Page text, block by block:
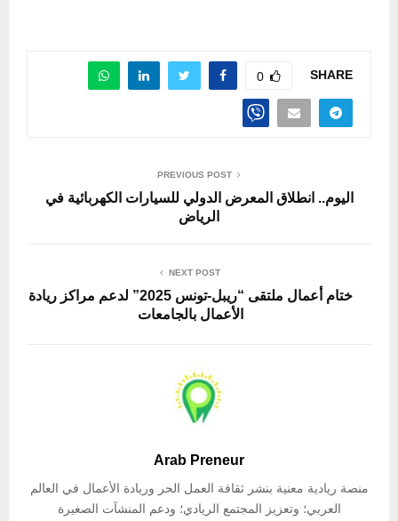
SHARE
0
PREVIOUS POST
اليوم.. انطلاق المعرض الدولي للسيارات الكهربائية في
الرياض
NEXT POST
ختام أعمال ملتقى “ريبل-تونس 2025” لدعم مراكز ريادة
الأعمال بالجامعات
Arab Preneur
منصة ريادية معنية بنشر ثقافة العمل الحر وريادة الأعمال في العالم
العربي؛ وتعزيز المجتمع الريادي؛ ودعم المنشآت الصغيرة